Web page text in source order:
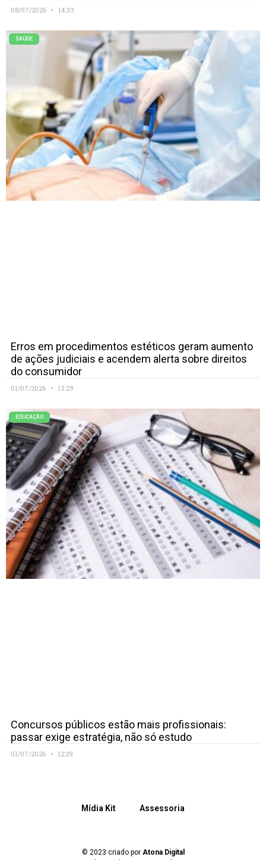
08/07/2026 14:33
SAÚDE
Erros em procedimentos estéticos geram aumento
de ações judiciais e acendem alerta sobre direitos
do consumidor
01/07/2026 13:29
EDUCAÇÃO
Concursos públicos estão mais profissionais:
passar exige estratégia, não só estudo
01/07/2026 12:29
Mídia Kit Assessoria
© 2023 criado por Atona Digital